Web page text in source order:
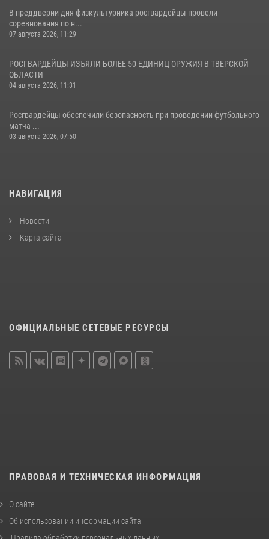
В преддверии дня физкультурника росгвардейцы провели
соревнования по н...
07 августа 2026, 11:29
РОСГВАРДЕЙЦЫ ИЗЪЯЛИ БОЛЕЕ 50 ЕДИНИЦ ОРУЖИЯ В ТВЕРСКОЙ
ОБЛАСТИ
04 августа 2026, 11:31
Росгвардейцы обеспечили безопасность при проведении футбольного
матча ...
03 августа 2026, 07:50
НАВИГАЦИЯ
Новости
Карта сайта
ОФИЦИАЛЬНЫЕ СЕТЕВЫЕ РЕСУРСЫ
ПРАВОВАЯ И ТЕХНИЧЕСКАЯ ИНФОРМАЦИЯ
О сайте
Об использовании информации сайта